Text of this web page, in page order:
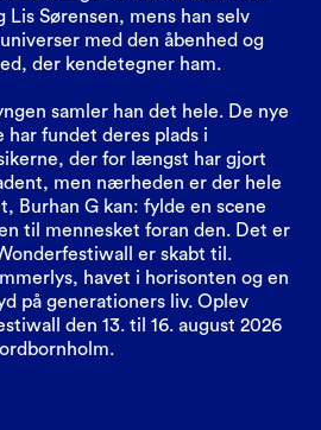
Lis Sørensen, mens han selv
med den åbenhed og
der kendetegner ham.
samler han det hele. De nye
har fundet deres plads i
der for længst har gjort
men nærheden er der hele
Burhan G kan: fylde en scene
til mennesket foran den. Det er
er skabt til.
havet i horisonten og en
på generationers liv. Oplev
den 13. til 16. august 2026